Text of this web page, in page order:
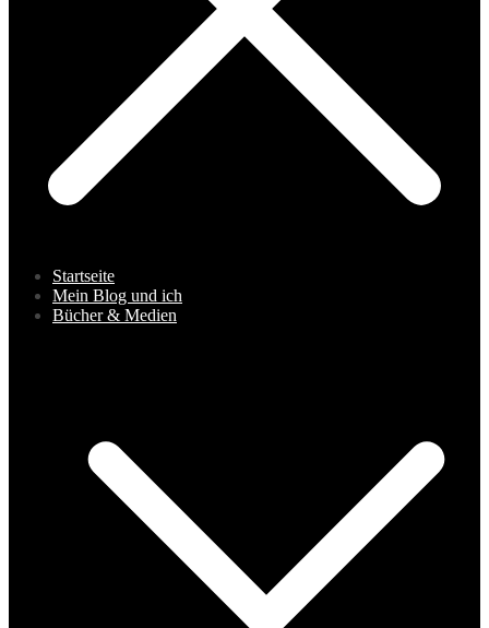
Startseite
Mein Blog und ich
Bücher & Medien